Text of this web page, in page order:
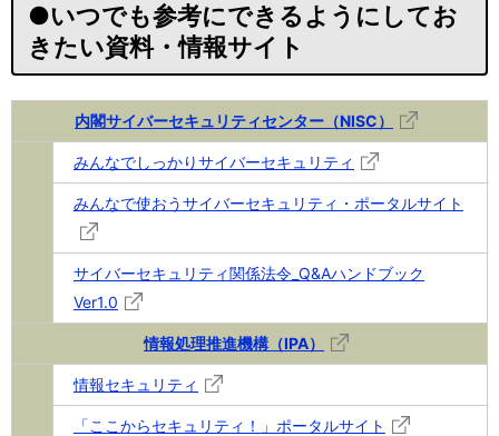
●いつでも参考にできるようにしてお
きたい資料・情報サイト
内閣サイバーセキュリティセンター（NISC）
みんなでしっかりサイバーセキュリティ
みんなで使おうサイバーセキュリティ・ポータルサイト
サイバーセキュリティ関係法令_Q&Aハンドブック
Ver1.0
情報処理推進機構（IPA）
情報セキュリティ
「ここからセキュリティ！」ポータルサイト